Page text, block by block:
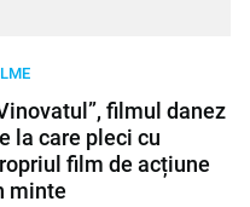
filmul danez
la care pleci cu
film de acțiune
minte